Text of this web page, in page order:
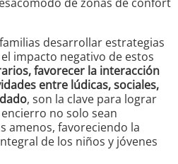
desarrollar estrategias
impacto negativo de estos
favorecer la interacción
entre lúdicas, sociales,
, son la clave para lograr
no solo sean
amenos, favoreciendo la
de los niños y jóvenes